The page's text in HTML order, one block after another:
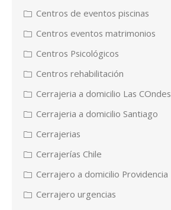
Centros de eventos piscinas
Centros eventos matrimonios
Centros Psicológicos
Centros rehabilitación
Cerrajeria a domicilio Las COndes
Cerrajeria a domicilio Santiago
Cerrajerias
Cerrajerías Chile
Cerrajero a domicilio Providencia
Cerrajero urgencias